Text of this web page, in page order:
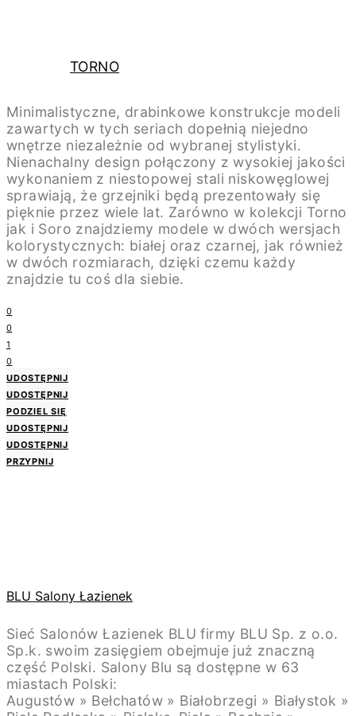
TORNO
Minimalistyczne, drabinkowe konstrukcje modeli
zawartych w tych seriach dopełnią niejedno
wnętrze niezależnie od wybranej stylistyki.
Nienachalny design połączony z wysokiej jakości
wykonaniem z niestopowej stali niskowęglowej
sprawiają, że grzejniki będą prezentowały się
pięknie przez wiele lat. Zarówno w kolekcji Torno
jak i Soro znajdziemy modele w dwóch wersjach
kolorystycznych: białej oraz czarnej, jak również
w dwóch rozmiarach, dzięki czemu każdy
znajdzie tu coś dla siebie.
0
0
1
0
UDOSTĘPNIJ
UDOSTĘPNIJ
PODZIEL SIĘ
UDOSTĘPNIJ
UDOSTĘPNIJ
PRZYPNIJ
BLU Salony Łazienek
Sieć Salonów Łazienek BLU firmy BLU Sp. z o.o.
Sp.k. swoim zasięgiem obejmuje już znaczną
część Polski. Salony Blu są dostępne w 63
miastach Polski:
Augustów » Bełchatów » Białobrzegi » Białystok »